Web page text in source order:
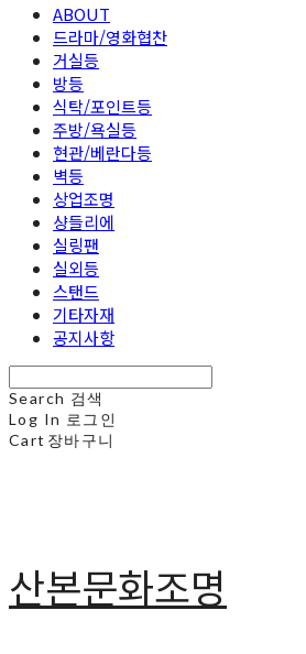
ABOUT
드라마/영화협찬
거실등
방등
식탁/포인트등
주방/욕실등
현관/베란다등
벽등
상업조명
샹들리에
실링팬
실외등
스탠드
기타자재
공지사항
Search 검색
Log In 로그인
Cart 장바구니
산본문화조명